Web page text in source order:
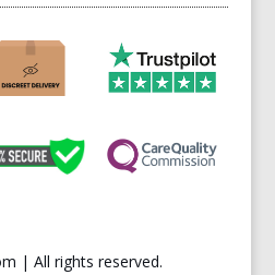
| All rights reserved.